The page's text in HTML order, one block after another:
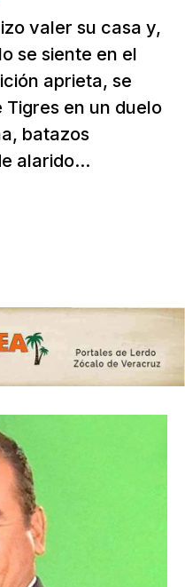
valer su casa y,
se siente en el
aprieta, se
en un duelo
batazos
alarido...